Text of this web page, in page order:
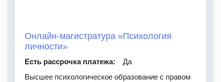
Онлайн-магистратура «Психология
личности»
Есть рассрочка платежа:
Да
Высшее психологическое образование с правом